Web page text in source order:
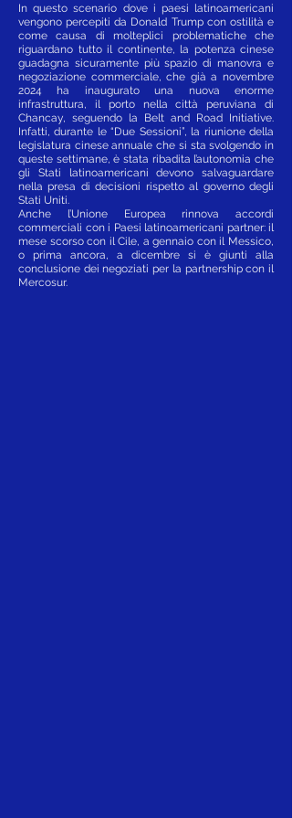
In questo scenario dove i paesi latinoamericani
vengono percepiti da Donald Trump con ostilità e
come causa di molteplici problematiche che
riguardano tutto il continente, la potenza cinese
guadagna sicuramente più spazio di manovra e
negoziazione commerciale, che già a novembre
2024 ha inaugurato una nuova enorme
infrastruttura, il porto nella città peruviana di
Chancay, seguendo la Belt and Road Initiative.
Infatti, durante le “Due Sessioni”, la riunione della
legislatura cinese annuale che si sta svolgendo in
queste settimane, è stata ribadita l’autonomia che
gli Stati latinoamericani devono salvaguardare
nella presa di decisioni rispetto al governo degli
Stati Uniti.
Anche l’Unione Europea rinnova accordi
commerciali con i Paesi latinoamericani partner: il
mese scorso con il Cile, a gennaio con il Messico,
o prima ancora, a dicembre si è giunti alla
conclusione dei negoziati per la partnership con il
Mercosur.